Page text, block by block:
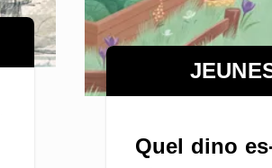
Quel dino